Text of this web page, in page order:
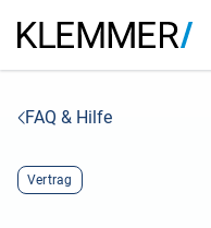
FAQ & Hilfe
Vertrag